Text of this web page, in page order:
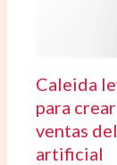
Caleida
para
ventas
artificial